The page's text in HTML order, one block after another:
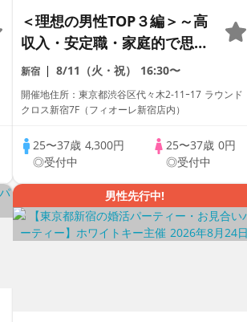
＜理想の男性TOP３編＞～高
収入・安定職・家庭的で思い
やりのある男性～【個室】婚
活パーティー～真剣な出会い
～
新宿 8/11（火・祝） 16:30〜
開催地住所：東京都渋谷区代々木2-11ｰ17 ラウンド
クロス新宿7F（フィオーレ新宿店内）
25〜37歳 4,300円
◎受付中
25〜37歳0円
◎受付中
男性先行中!